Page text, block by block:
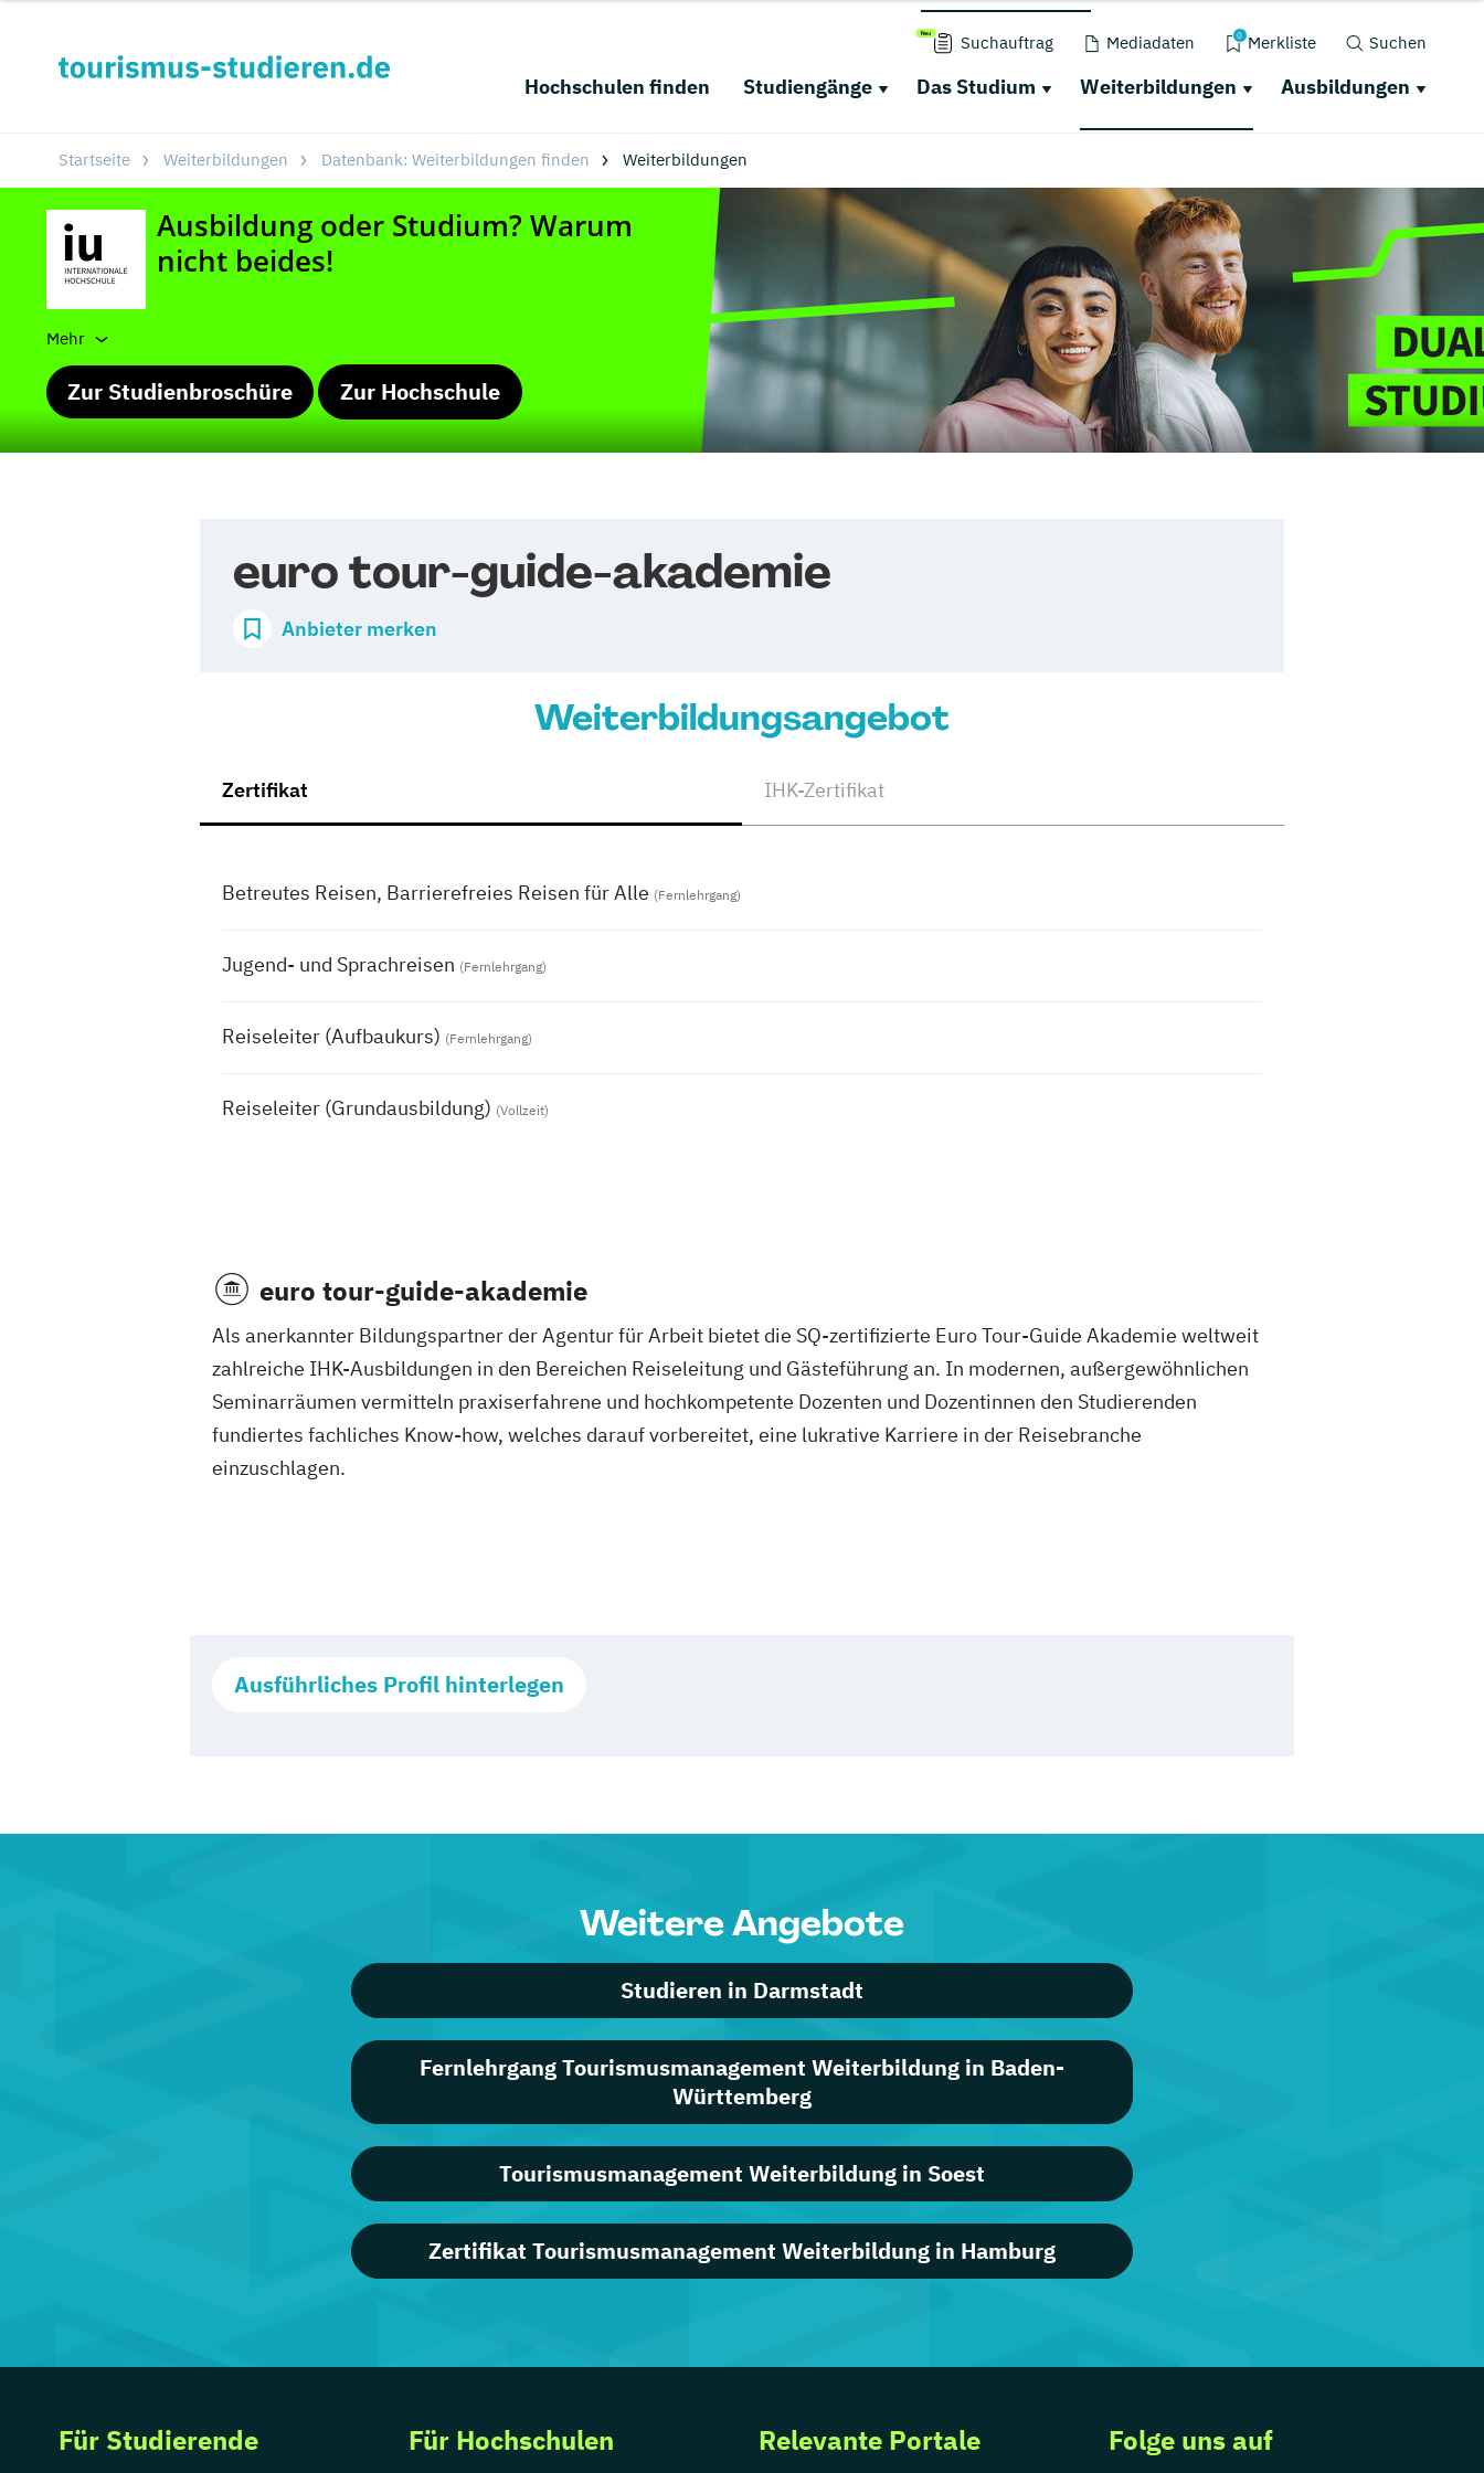
Suchauftrag Mediadaten 0 Merkliste Suchen
Hochschulen finden Studiengänge Das Studium Weiterbildungen Ausbildungen
Startseite Weiterbildungen Datenbank: Weiterbildungen finden Weiterbildungen
Mehr
Zur Studienbroschüre Zur Hochschule
euro tour-guide-akademie
Anbieter merken
Weiterbildungsangebot
Zertifikat IHK-Zertifikat
Betreutes Reisen, Barrierefreies Reisen für Alle (Fernlehrgang)
Jugend- und Sprachreisen (Fernlehrgang)
Reiseleiter (Aufbaukurs) (Fernlehrgang)
Reiseleiter (Grundausbildung) (Vollzeit)
euro tour-guide-akademie
Als anerkannter Bildungspartner der Agentur für Arbeit bietet die SQ-zertifizierte Euro Tour-Guide Akademie weltweit
zahlreiche IHK-Ausbildungen in den Bereichen Reiseleitung und Gästeführung an. In modernen, außergewöhnlichen
Seminarräumen vermitteln praxiserfahrene und hochkompetente Dozenten und Dozentinnen den Studierenden
fundiertes fachliches Know-how, welches darauf vorbereitet, eine lukrative Karriere in der Reisebranche
einzuschlagen.
Ausführliches Profil hinterlegen
Weitere Angebote
Studieren in Darmstadt
Fernlehrgang Tourismusmanagement Weiterbildung in Baden-
Württemberg
Tourismusmanagement Weiterbildung in Soest
Zertifikat Tourismusmanagement Weiterbildung in Hamburg
Für Studierende Für Hochschulen Relevante Portale Folge uns auf